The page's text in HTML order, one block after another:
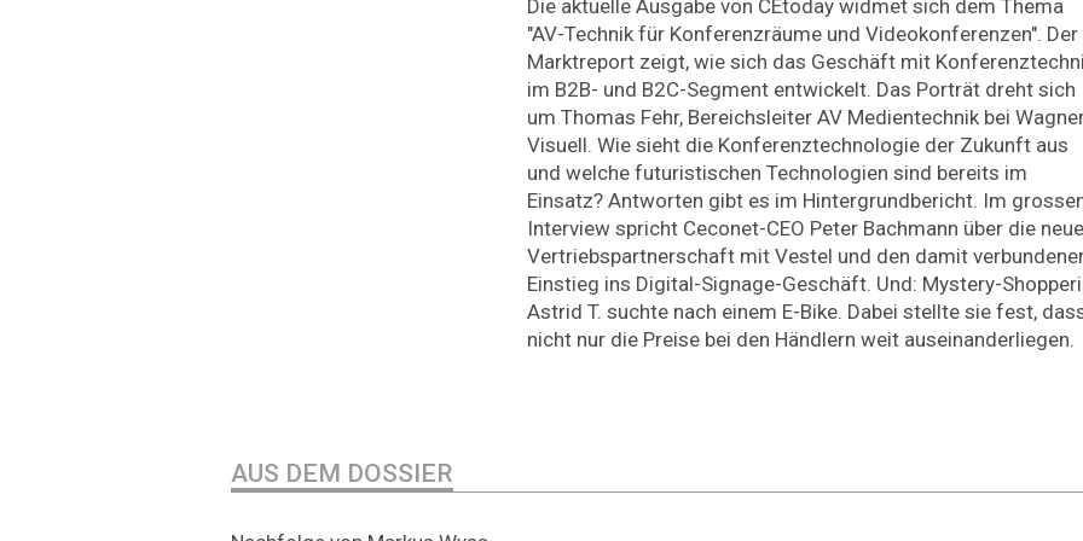
Die aktuelle Ausgabe von CEtoday widmet sich dem Thema
"AV-Technik für Konferenzräume und Videokonferenzen". Der
Marktreport zeigt, wie sich das Geschäft mit
im B2B- und B2C-Segment entwickelt. Das Porträt dreht sich
um Thomas Fehr, Bereichsleiter AV Medientechnik bei
Visuell. Wie sieht die Konferenztechnologie der Zukunft aus
und welche futuristischen Technologien sind bereits im
Einsatz? Antworten gibt es im Hintergrundbericht. Im
Interview spricht Ceconet-CEO Peter Bachmann über die neue
Vertriebspartnerschaft mit Vestel und den damit
Einstieg ins Digital-Signage-Geschäft. Und: Mystery-
Astrid T. suchte nach einem E-Bike. Dabei stellte sie fest,
nicht nur die Preise bei den Händlern weit auseinanderliegen.
AUS DEM DOSSIER